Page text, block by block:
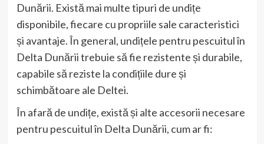
Dunării. Există mai multe tipuri de undițe
disponibile, fiecare cu propriile sale caracteristici
și avantaje. În general, undițele pentru pescuitul în
Delta Dunării trebuie să fie rezistente și durabile,
capabile să reziste la condițiile dure și
schimbătoare ale Deltei.
În afară de undițe, există și alte accesorii necesare
pentru pescuitul în Delta Dunării, cum ar fi: